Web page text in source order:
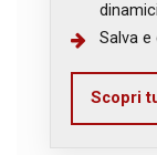
dinamici
Salva
Scopri